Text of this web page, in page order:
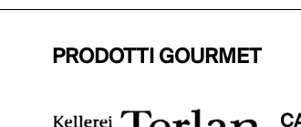
PRODOTTI GOURMET